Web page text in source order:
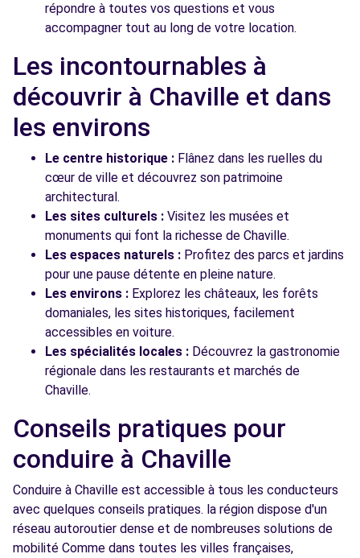
répondre à toutes vos questions et vous
accompagner tout au long de votre location.
Les incontournables à
découvrir à Chaville et dans
les environs
Le centre historique : Flânez dans les ruelles du
cœur de ville et découvrez son patrimoine
architectural.
Les sites culturels : Visitez les musées et
monuments qui font la richesse de Chaville.
Les espaces naturels : Profitez des parcs et jardins
pour une pause détente en pleine nature.
Les environs : Explorez les châteaux, les forêts
domaniales, les sites historiques, facilement
accessibles en voiture.
Les spécialités locales : Découvrez la gastronomie
régionale dans les restaurants et marchés de
Chaville.
Conseils pratiques pour
conduire à Chaville
Conduire à Chaville est accessible à tous les conducteurs
avec quelques conseils pratiques. la région dispose d'un
réseau autoroutier dense et de nombreuses solutions de
mobilité Comme dans toutes les villes françaises,